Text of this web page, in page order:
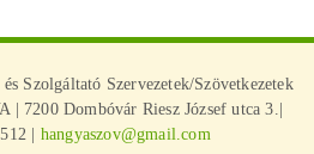
Szolgáltató Szervezetek/Szövetkezetek
| 7200 Dombóvár Riesz József utca 3.|
| hangyaszov@gmail.com